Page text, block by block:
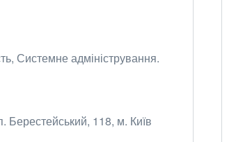
Системне адміністрування.
Берестейський, 118, м. Київ